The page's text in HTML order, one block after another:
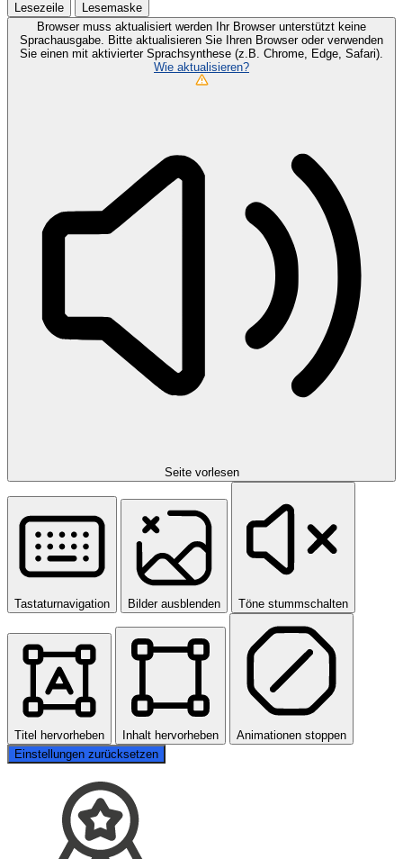
Lesezeile
Lesemaske
Browser muss aktualisiert werden
Ihr Browser unterstützt keine
Sprachausgabe. Bitte aktualisieren Sie Ihren Browser oder verwenden
Sie einen mit aktivierter Sprachsynthese (z.B. Chrome, Edge, Safari).
Wie aktualisieren?
Seite vorlesen
Tastaturnavigation Bilder ausblenden Töne stummschalten
Titel hervorheben Inhalt hervorheben
Animationen stoppen
Einstellungen zurücksetzen